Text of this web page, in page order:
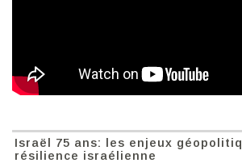
Israël 75 ans: les enjeux
résilience israélienne